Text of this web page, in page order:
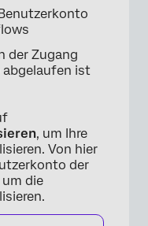
der Zugang
ist
, um Ihre
Von hier
der
um die